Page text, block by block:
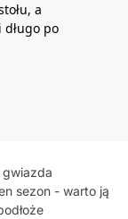
a
po
sezon - warto ją